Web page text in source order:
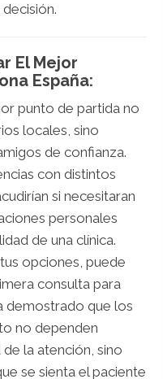
El Mejor
España:
punto de partida no
locales, sino
de confianza.
con distintos
si necesitaran
personales
de una clínica.
opciones, puede
consulta para
demostrado que los
no dependen
la atención, sino
se sienta el paciente